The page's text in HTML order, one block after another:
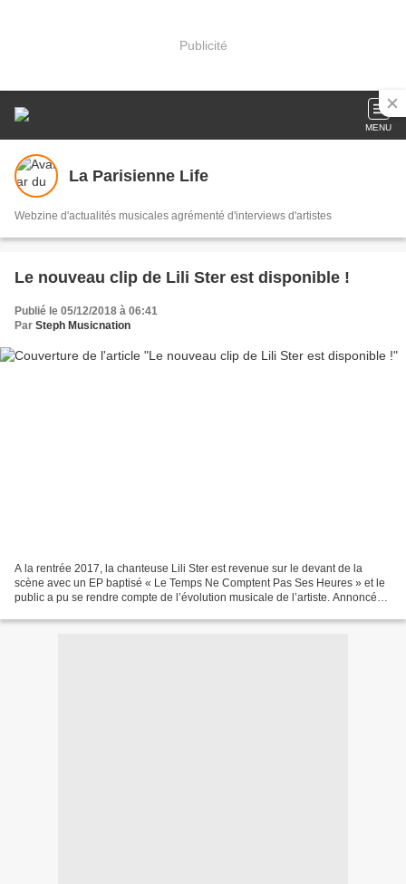
Publicité
MENU
La Parisienne Life
Webzine d'actualités musicales agrémenté d'interviews d'artistes
Le nouveau clip de Lili Ster est disponible !
Publié le 05/12/2018 à 06:41
Par Steph Musicnation
A la rentrée 2017, la chanteuse Lili Ster est revenue sur le devant de la
scène avec un EP baptisé « Le Temps Ne Comptent Pas Ses Heures » et le
public a pu se rendre compte de l’évolution musicale de l’artiste. Annoncé